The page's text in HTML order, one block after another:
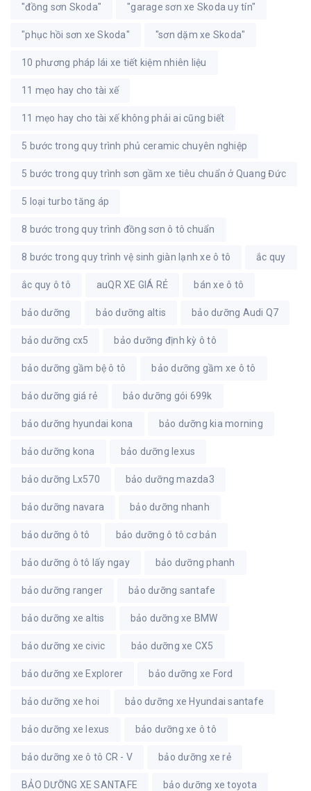
"đồng sơn Skoda" "garage sơn xe Skoda uy tín"
"phục hồi sơn xe Skoda" "sơn dặm xe Skoda"
10 phương pháp lái xe tiết kiệm nhiên liệu
11 mẹo hay cho tài xế
11 mẹo hay cho tài xế không phải ai cũng biết
5 bước trong quy trình phủ ceramic chuyên nghiệp
5 bước trong quy trình sơn gầm xe tiêu chuẩn ở Quang Đức
5 loại turbo tăng áp
8 bước trong quy trình đồng sơn ô tô chuẩn
8 bước trong quy trình vệ sinh giàn lạnh xe ô tô ắc quy
ắc quy ô tô auQR XE GIÁ RẺ bán xe ô tô
bảo dưỡng bảo dưỡng altis bảo dưỡng Audi Q7
bảo dưỡng cx5 bảo dưỡng định kỳ ô tô
bảo dưỡng gầm bệ ô tô bảo dưỡng gầm xe ô tô
bảo dưỡng giá rẻ bảo dưỡng gói 699k
bảo dưỡng hyundai kona bảo dưỡng kia morning
bảo dưỡng kona bảo dưỡng lexus
bảo dưỡng Lx570 bảo dưỡng mazda3
bảo dưỡng navara bảo dưỡng nhanh
bảo dưỡng ô tô bảo dưỡng ô tô cơ bản
bảo dưỡng ô tô lấy ngay bảo dưỡng phanh
bảo dưỡng ranger bảo dưỡng santafe
bảo dưỡng xe altis bảo dưỡng xe BMW
bảo dưỡng xe civic bảo dưỡng xe CX5
bảo dưỡng xe Explorer bảo dưỡng xe Ford
bảo dưỡng xe hoi bảo dưỡng xe Hyundai santafe
bảo dưỡng xe lexus bảo dưỡng xe ô tô
bảo dưỡng xe ô tô CR - V bảo dưỡng xe rẻ
BẢO DƯỠNG XE SANTAFE bảo dưỡng xe toyota